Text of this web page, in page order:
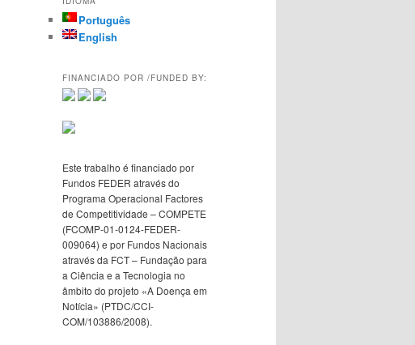
Português
English
FINANCIADO POR /FUNDED BY:
Este trabalho é financiado por
Fundos FEDER através do
Programa Operacional Factores
de Competitividade – COMPETE
(FCOMP-01-0124-FEDER-
009064) e por Fundos Nacionais
através da FCT – Fundação para
a Ciência e a Tecnologia no
âmbito do projeto «A Doença em
Notícia» (PTDC/CCI-
COM/103886/2008).